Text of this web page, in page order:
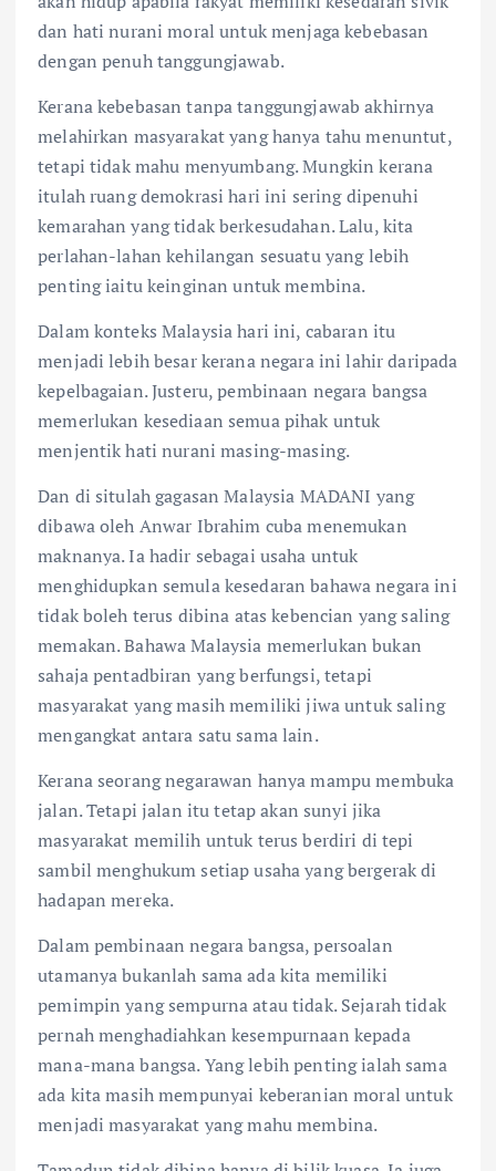
dan hati nurani moral untuk menjaga kebebasan
dengan penuh tanggungjawab.
Kerana kebebasan tanpa tanggungjawab akhirnya
melahirkan masyarakat yang hanya tahu menuntut,
tetapi tidak mahu menyumbang. Mungkin kerana
itulah ruang demokrasi hari ini sering dipenuhi
kemarahan yang tidak berkesudahan. Lalu, kita
perlahan-lahan kehilangan sesuatu yang lebih
penting iaitu keinginan untuk membina.
Dalam konteks Malaysia hari ini, cabaran itu
menjadi lebih besar kerana negara ini lahir daripada
kepelbagaian. Justeru, pembinaan negara bangsa
memerlukan kesediaan semua pihak untuk
menjentik hati nurani masing-masing.
Dan di situlah gagasan Malaysia MADANI yang
dibawa oleh Anwar Ibrahim cuba menemukan
maknanya. Ia hadir sebagai usaha untuk
menghidupkan semula kesedaran bahawa negara ini
tidak boleh terus dibina atas kebencian yang saling
memakan. Bahawa Malaysia memerlukan bukan
sahaja pentadbiran yang berfungsi, tetapi
masyarakat yang masih memiliki jiwa untuk saling
mengangkat antara satu sama lain.
Kerana seorang negarawan hanya mampu membuka
jalan. Tetapi jalan itu tetap akan sunyi jika
masyarakat memilih untuk terus berdiri di tepi
sambil menghukum setiap usaha yang bergerak di
hadapan mereka.
Dalam pembinaan negara bangsa, persoalan
utamanya bukanlah sama ada kita memiliki
pemimpin yang sempurna atau tidak. Sejarah tidak
pernah menghadiahkan kesempurnaan kepada
mana-mana bangsa. Yang lebih penting ialah sama
ada kita masih mempunyai keberanian moral untuk
menjadi masyarakat yang mahu membina.